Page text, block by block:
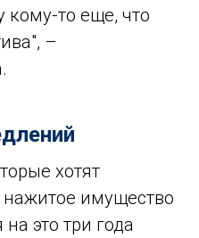
кому-то еще, что
–
хотят
нажитое имущество
это три года